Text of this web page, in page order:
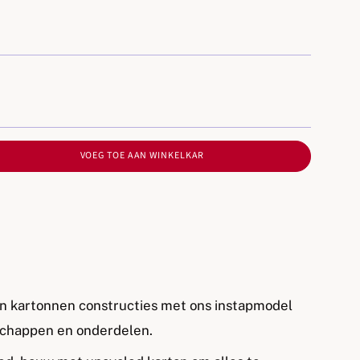
VOEG TOE AAN WINKELKAR
kartonnen constructies met ons instapmodel
en onderdelen.